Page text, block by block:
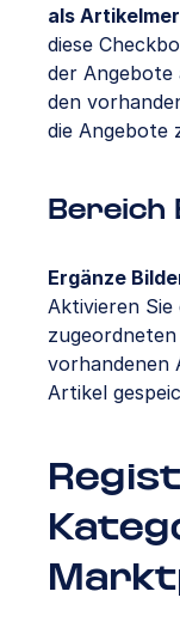
als
diese
der Angebote
den
die Angebote
Bereich
Ergänze
Aktivieren Sie
vorhandenen
Artikel